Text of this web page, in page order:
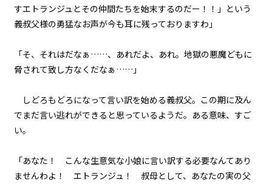
文字サイズ
悪役令嬢、近代兵器と3連戦。
悪役令嬢、家来も二つ名も増える
一方。
episode28
悪役令嬢、天才は天才を知る。
悪役令嬢、天才vs天才の頭脳バト
ルに挑む。
すエトランジュとその仲間たちを始末するのだー！！」という
義叔父様の勇猛なお声が今も耳に残っておりますわ」
「そ、それはだなぁ……、あれだよ、あれ。地獄の悪魔どもに
脅されて致し方なくだなぁ……」
しどろもどろになって言い訳を始める義叔父。この期に及ん
でまだ言い逃れができると思っているようだ。ある意味、すご
い。
「あなた！ こんな生意気な小娘に言い訳する必要なんてあり
ませんわよ！ エトランジュ！ 叔母として、あなたの実の父